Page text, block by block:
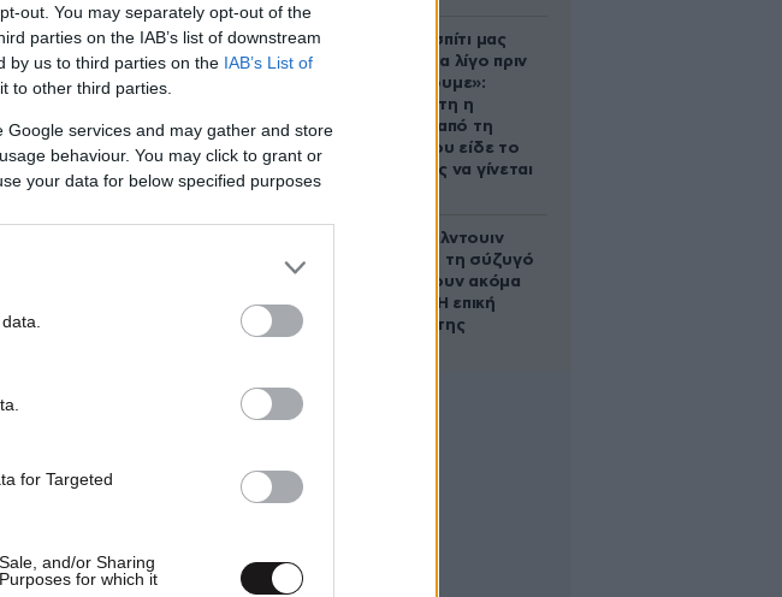
out. You may separately opt-out of the
parties on the IAB’s list of downstream
by us to third parties on the IAB’s List of
to other third parties.
services and may gather and store
behaviour. You may click to grant or
your data for below specified purposes
for Targeted
and/or Sharing
for which it
«Κάηκε το σπίτι μας
στην Ελλάδα λίγο πριν
μετακομίσουμε»:
Απαρηγόρητη η
οικογένεια από τη
Βρετανία που είδε το
όνειρο ζωής να γίνεται
Ο Άλεκ Μπάλντουιν
ζήτησε από τη σύζυγό
του να κάνουν ακόμα
ένα παιδί – Η επική
αντίδρασή της